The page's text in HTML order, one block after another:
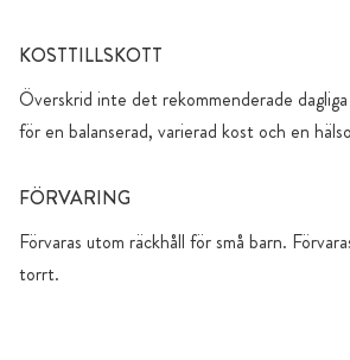
KOSTTILLSKOTT
Överskrid inte det rekommenderade
för en balanserad, varierad kost och en
FÖRVARING
Förvaras utom räckhåll för små barn.
torrt.